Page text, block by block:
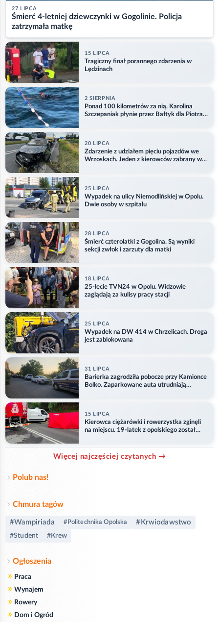
27 LIPCA
Śmierć 4-letniej dziewczynki w Gogolinie. Policja
zatrzymała matkę
15 LIPCA
Tragiczny finał porannego zdarzenia w
Lędzinach
2 SIERPNIA
Ponad 100 kilometrów za nią. Karolina
Szczepaniak płynie przez Bałtyk dla Piotra.
20 LIPCA
Zdarzenie z udziałem pięciu pojazdów we
Wrzoskach. Jeden z kierowców zabrany w
25 LIPCA
Wypadek na ulicy Niemodlińskiej w Opolu.
Dwie osoby w szpitalu
28 LIPCA
Śmierć czterolatki z Gogolina. Są wyniki
sekcji zwłok i zarzuty dla matki
18 LIPCA
25-lecie TVN24 w Opolu. Widzowie
zaglądają za kulisy pracy stacji
25 LIPCA
Wypadek na DW 414 w Chrzelicach. Droga
jest zablokowana
31 LIPCA
Barierka zagrodziła pobocze przy Kamionce
Bolko. Zaparkowane auta utrudniają
15 LIPCA
Kierowca ciężarówki i rowerzystka zginęli
na miejscu. 19-latek z opolskiego został
Więcej najczęściej czytanych →
Polub nas!
Chmura tagów
#Wampiriada #Politechnika Opolska #Krwiodawstwo
#Student #Krew
Ogłoszenia
» Praca
» Wynajem
» Rowery
» Dom i Ogród